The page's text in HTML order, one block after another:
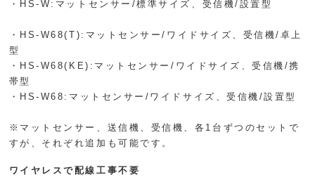
・HS-W:マットセンサー/標準サイズ、受信機/設置型
・HS-W68(T):マットセンサー/ワイドサイズ、受信機/卓上
型
・HS-W68(KE):マットセンサー/ワイドサイズ、受信機/携
帯型
・HS-W68:マットセンサー/ワイドサイズ、受信機/設置型
※マットセンサー、送信機、受信機、各1台ずつのセットで
すが、それぞれ追加も可能です。
ワイヤレスで配線工事不要